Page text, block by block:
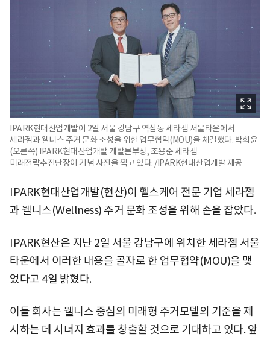
IPARK현대산업개발이 2일 서울 강남구 역삼동 세라젬 서울타운에서
세라젬과 웰니스 주거 문화 조성을 위한 업무협약(MOU)을 체결했다. 박희윤
(오른쪽) IPARK현대산업개발 개발본부장, 조용준 세라젬
미래전략추진단장이 기념 사진을 찍고 있다. /IPARK현대산업개발 제공
IPARK현대산업개발(현산)이 헬스케어 전문 기업 세라젬
과 웰니스(Wellness) 주거 문화 조성을 위해 손을 잡았다.
IPARK현산은 지난 2일 서울 강남구에 위치한 세라젬 서울
타운에서 이러한 내용을 골자로 한 업무협약(MOU)을 맺
었다고 4일 밝혔다.
이들 회사는 웰니스 중심의 미래형 주거모델의 기준을 제
시하는 데 시너지 효과를 창출할 것으로 기대하고 있다. 앞